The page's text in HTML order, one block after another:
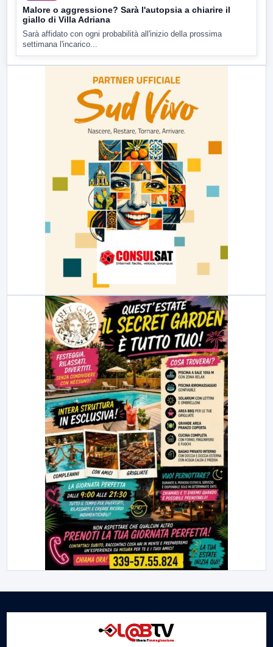
Malore o aggressione? Sarà l'autopsia a chiarire il
giallo di Villa Adriana
Sarà affidato con ogni probabilità all'inizio della prossima
settimana l'incarico...